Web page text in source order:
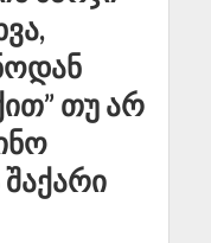
თუ არ